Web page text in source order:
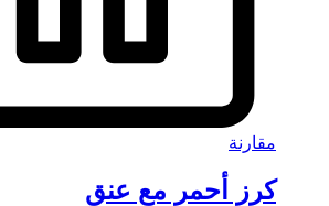
مقارنة
كرز أحمر مع عنق